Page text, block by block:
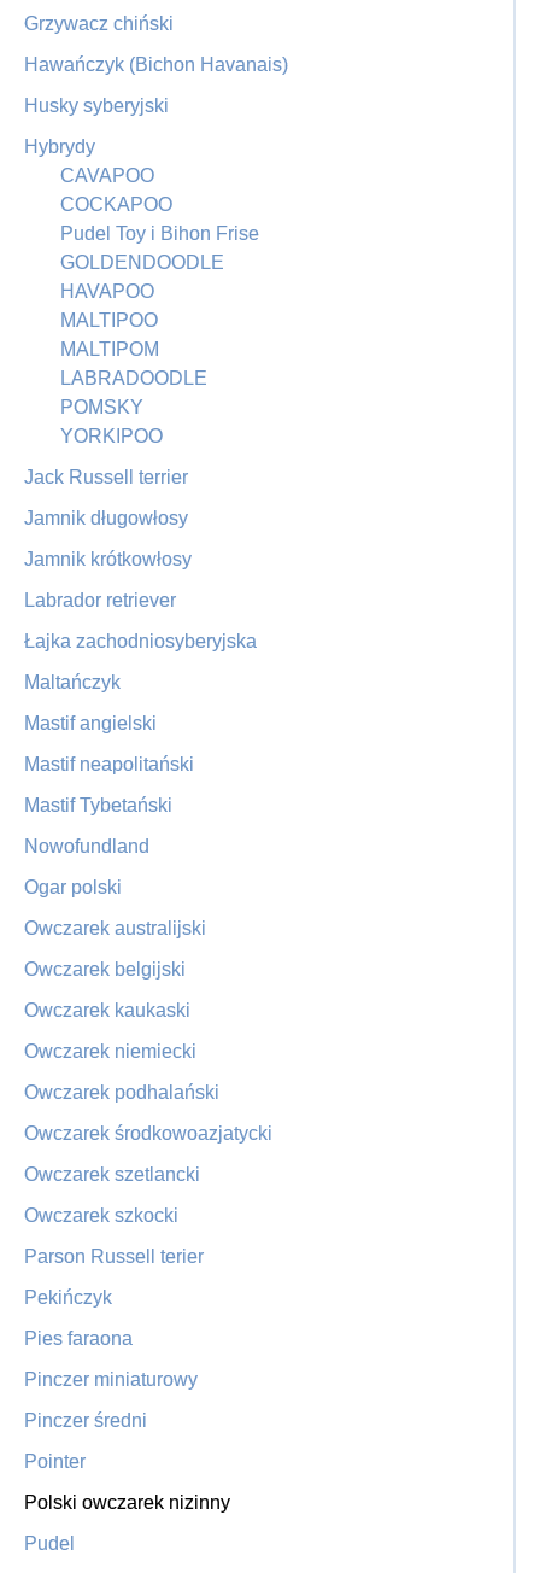
Grzywacz chiński
Hawańczyk (Bichon Havanais)
Husky syberyjski
Hybrydy
CAVAPOO
COCKAPOO
Pudel Toy i Bihon Frise
GOLDENDOODLE
HAVAPOO
MALTIPOO
MALTIPOM
LABRADOODLE
POMSKY
YORKIPOO
Jack Russell terrier
Jamnik długowłosy
Jamnik krótkowłosy
Labrador retriever
Łajka zachodniosyberyjska
Maltańczyk
Mastif angielski
Mastif neapolitański
Mastif Tybetański
Nowofundland
Ogar polski
Owczarek australijski
Owczarek belgijski
Owczarek kaukaski
Owczarek niemiecki
Owczarek podhalański
Owczarek środkowoazjatycki
Owczarek szetlancki
Owczarek szkocki
Parson Russell terier
Pekińczyk
Pies faraona
Pinczer miniaturowy
Pinczer średni
Pointer
Polski owczarek nizinny
Pudel